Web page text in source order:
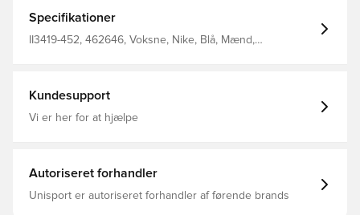
Specifikationer
II3419-452, 462646, Voksne, Nike, Blå, Mænd,
Kundesupport
Vi er her for at hjælpe
Autoriseret forhandler
Unisport er autoriseret forhandler af førende brands